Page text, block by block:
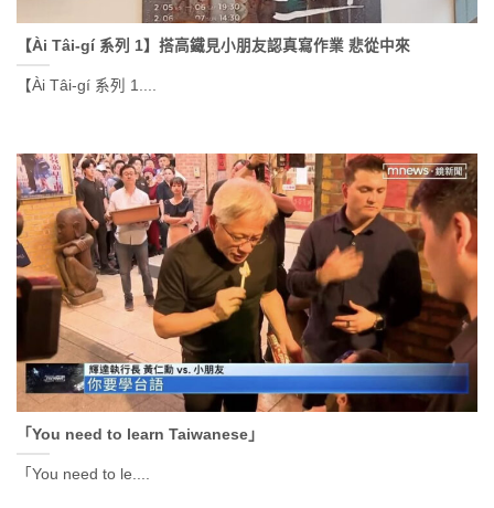
【Ài Tâi-gí 系列 1】搭高鐵見小朋友認真寫作業 悲從中來
【Ài Tâi-gí 系列 1....
「You need to learn Taiwanese」
「You need to le....